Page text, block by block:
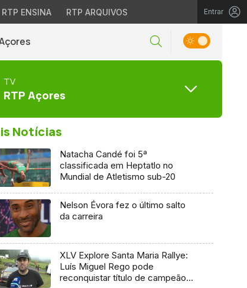
RTP ENSINA RTP ARQUIVOS Entrar
TV
RTP Açores
Notícias
Natacha Candé foi 5ª
classificada em Heptatlo no
Mundial de Atletismo sub-20
Nelson Évora fez o último salto
da carreira
XLV Explore Santa Maria Rallye:
Luís Miguel Rego pode
reconquistar título de campeão